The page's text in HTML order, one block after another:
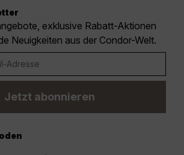
exklusive Rabatt-Aktionen
Neuigkeiten aus der Condor-Welt.
Jetzt abonnieren